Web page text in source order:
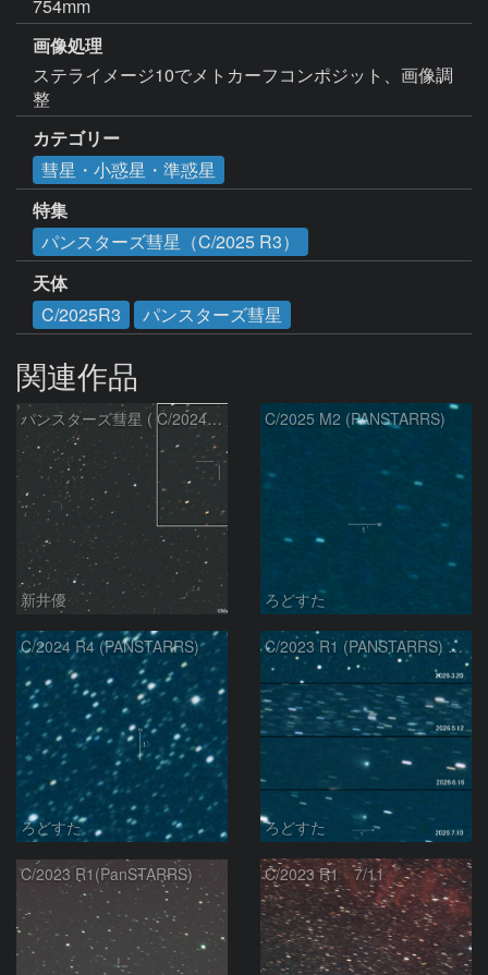
754mm
画像処理
ステライメージ10でメトカーフコンポジット、画像調
整
カテゴリー
彗星・小惑星・準惑星
特集
パンスターズ彗星（C/2025 R3）
天体
C/2025R3
パンスターズ彗星
関連作品
パンスターズ彗星 ( C/2024R4 )：2026/07/27
新井優
C/2025 M2 (PANSTARRS)
ろどすた
C/2024 R4 (PANSTARRS)
ろどすた
C/2023 R1 (PANSTARRS) の変化
ろどすた
C/2023 R1(PanSTARRS) C/2023 R1 7/11